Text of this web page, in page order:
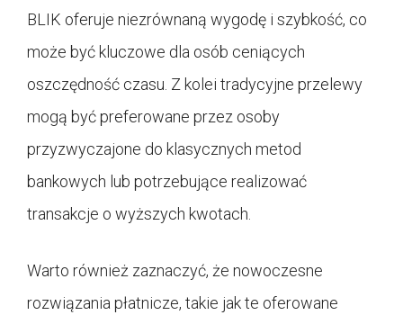
BLIK oferuje niezrównaną wygodę i szybkość, co
może być kluczowe dla osób ceniących
oszczędność czasu. Z kolei tradycyjne przelewy
mogą być preferowane przez osoby
przyzwyczajone do klasycznych metod
bankowych lub potrzebujące realizować
transakcje o wyższych kwotach.
Warto również zaznaczyć, że nowoczesne
rozwiązania płatnicze, takie jak te oferowane